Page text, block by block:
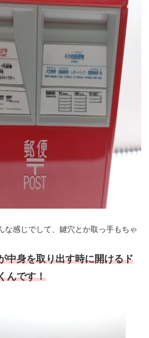
な感じでして、鍵穴とか取っ手もちゃ
中身を取り出す時に開けるド
んです！